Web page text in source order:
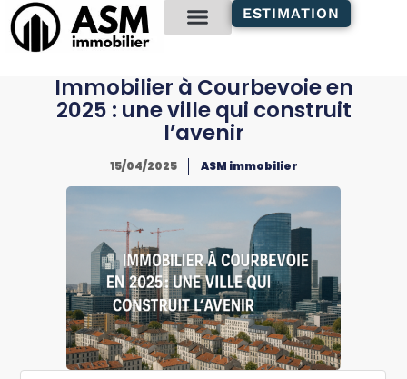
principal
ESTIMATION
Immobilier à Courbevoie en
2025 : une ville qui construit
l’avenir
15/04/2025 ASM immobilier